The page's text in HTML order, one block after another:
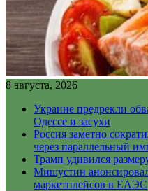
8 августа, 2026
Украине предрекли
Одессе и засухи
Россия заметно
через параллельный
Трамп удивился
Мишустин
маркетплейсов в ЕАЭС